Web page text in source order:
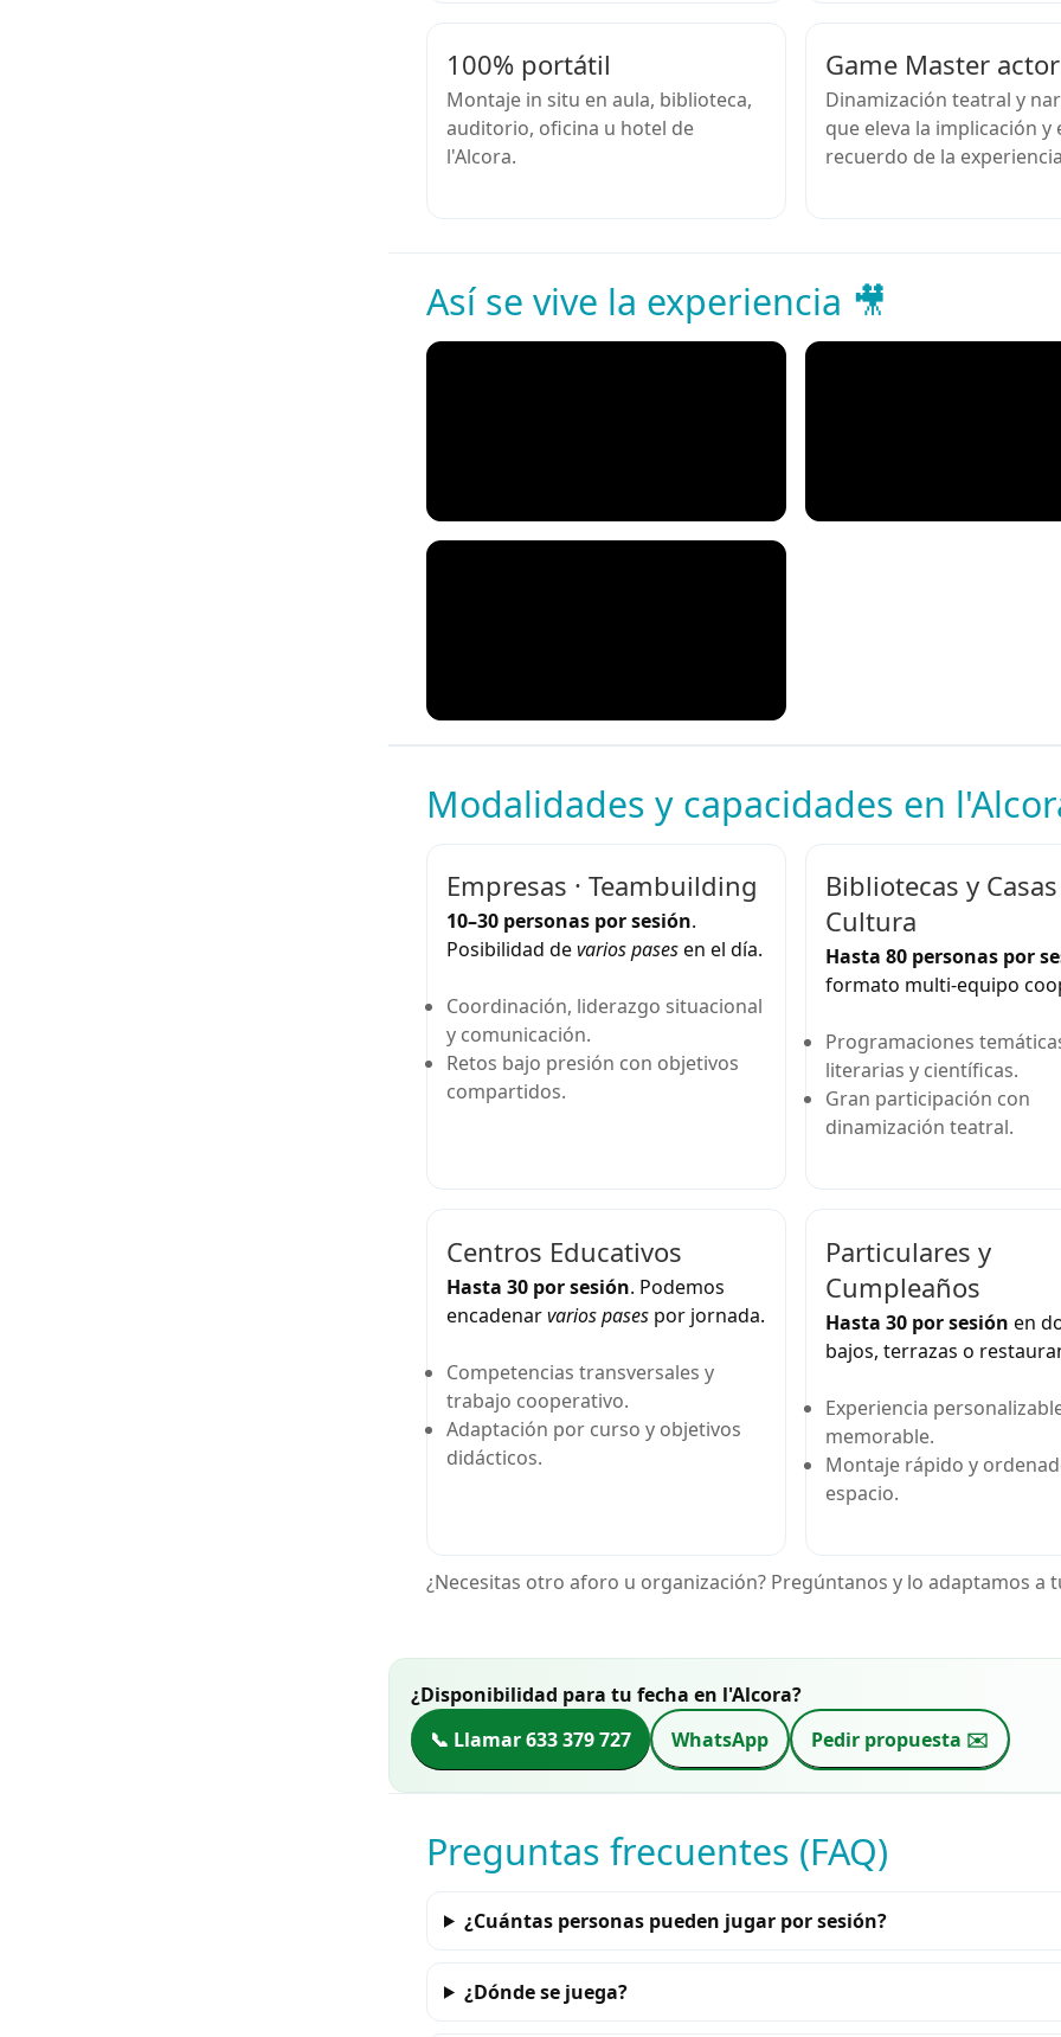
100% portátil
Montaje in situ en aula, biblioteca,
auditorio, oficina u hotel de
l'Alcora.
Game Master actor
Dinamización teatral y
que eleva la implicación y
recuerdo de la
Así se vive la experiencia 🎥
Modalidades y capacidades en
Empresas · Teambuilding
10–30 personas por sesión.
Posibilidad devarios pasesen el día.
Coordinación, liderazgo situacional
y comunicación.
Retos bajo presión con objetivos
compartidos.
Bibliotecas y
Cultura
Hasta 80 personas por
formato multi-equipo
Programaciones
literarias y científicas.
Gran participación con
dinamización teatral.
Centros Educativos
Hasta 30 por sesión. Podemos
encadenarvarios pases por jornada.
Competencias transversales y
trabajo cooperativo.
Adaptación por curso y objetivos
didácticos.
Particulares y
Cumpleaños
Hasta 30 por sesión en
bajos, terrazas o
Experiencia
memorable.
Montaje rápido y
espacio.
¿Necesitas otro aforo u organización? Pregúntanos y lo adaptamos a
¿Disponibilidad para tu fecha en l'Alcora?
📞 Llamar 633 379 727
WhatsApp Pedir propuesta ✉️
Preguntas frecuentes (FAQ)
¿Cuántas personas pueden jugar por sesión?
¿Dónde se juega?